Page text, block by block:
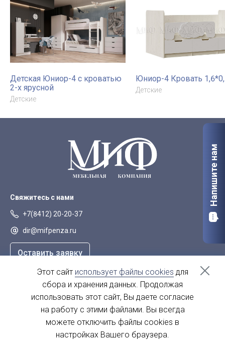
Детская Юниор-4 с кроватью
2-х ярусной
Детские
Юниор-4 Кровать
Детские
Свяжитесь с нами
+7(8412) 20-20-37
dir@mifpenza.ru
Оставить заявку
г. Пенза, ул. Аустрина, 139а
пн-пт - с 9.00-18.00
сб, вс - выходной
Напишите нам
Этот сайт использует файлы cookies для
сбора и хранения данных. Продолжая
использовать этот сайт, Вы даете согласие
на работу с этими файлами. Вы всегда
можете отключить файлы cookies в
настройках Вашего браузера.